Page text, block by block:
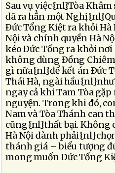
Sau vụ việc{nl}Tòa
đã ra hẳn một
Ðức Tổng Kiệt ra khỏi Hà
Nội và chính quyền Hà
kéo Ðức Tổng ra khỏi
không dùng Ðồng
gì nữa{nl}để kết án Ðức
Thái Hà, ngài
ngay cả khi Tam Tòa
nguyện. Trong khi đó,
Nam và Tòa Thánh can
cũng{nl}thất bại. Không
Hà Nội đành
thánh giá – biểu tượng
mong muốn Ðức Tổng